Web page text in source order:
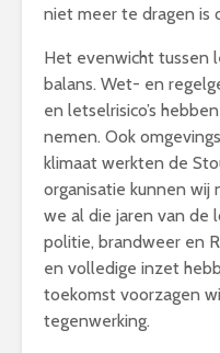
niet meer te dragen is
Het evenwicht tussen
balans. Wet- en
en letselrisico’s
nemen. Ook
klimaat werkten de
organisatie kunnen wij
we al die jaren van de
politie, brandweer en
en volledige inzet
toekomst voorzagen
tegenwerking.